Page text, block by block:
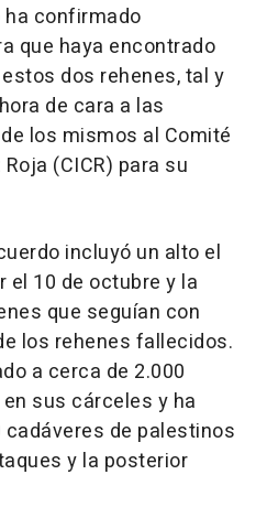
ha confirmado
que haya encontrado
dos rehenes, tal y
de cara a las
los mismos al Comité
(CICR) para su
incluyó un alto el
el 10 de octubre y la
que seguían con
los rehenes fallecidos.
a cerca de 2.000
sus cárceles y ha
de palestinos
y la posterior